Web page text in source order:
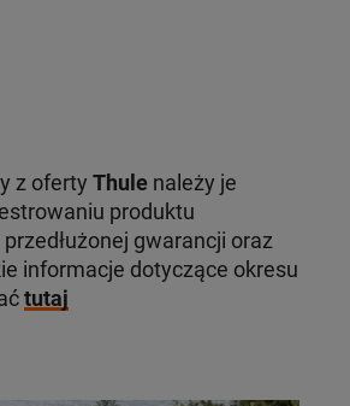
z oferty Thulenależy je
produktu
gwarancji oraz
informacje dotyczące okresu
tutaj